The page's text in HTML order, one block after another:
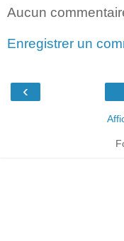
Aucun
Enregistrer un
‹